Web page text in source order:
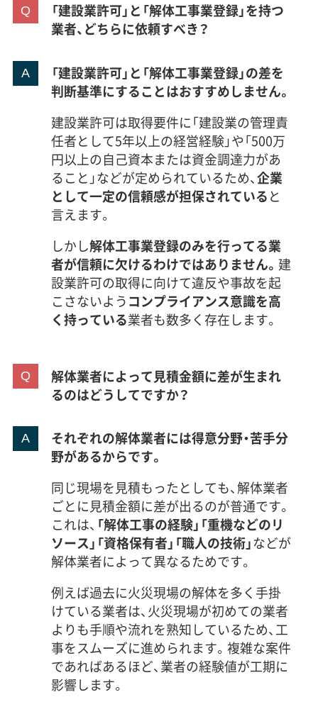
「建設業許可」と「解体工事業登録」を持つ
業者、どちらに依頼すべき？
「建設業許可」と「解体工事業登録」の差を
判断基準にすることはおすすめしません。
建設業許可は取得要件に「建設業の管理責
任者として5年以上の経営経験」や「500万
円以上の自己資本または資金調達力があ
ること」などが定められているため、企業
として一定の信頼感が担保されていると
言えます。
しかし解体工事業登録のみを行ってる業
者が信頼に欠けるわけではありません。 建
設業許可の取得に向けて違反や事故を起
こさないようコンプライアンス意識を高
く持っている業者も数多く存在します。
解体業者によって見積金額に差が生まれ
るのはどうしてですか？
それぞれの解体業者には得意分野・苦手分
野があるからです。
同じ現場を見積もったとしても、解体業者
ごとに見積金額に差が出るのが普通です。
これは、 「解体工事の経験」「重機などのリ
ソース」「資格保有者」「職人の技術」などが
解体業者によって異なるためです。
例えば過去に火災現場の解体を多く手掛
けている業者は、火災現場が初めての業者
よりも手順や流れを熟知しているため、工
事をスムーズに進められます。複雑な案件
であればあるほど、業者の経験値が工期に
影響します。